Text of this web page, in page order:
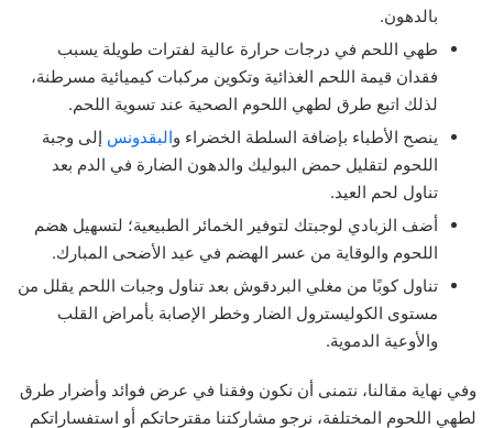
بالدهون.
طهي اللحم في درجات حرارة عالية لفترات طويلة يسبب
فقدان قيمة اللحم الغذائية وتكوين مركبات كيميائية مسرطنة،
لذلك اتبع طرق لطهي اللحوم الصحية عند تسوية اللحم.
ينصح الأطباء بإضافة السلطة الخضراء والبقدونس إلى وجبة
اللحوم لتقليل حمض البوليك والدهون الضارة في الدم بعد
تناول لحم العيد.
أضف الزبادي لوجبتك لتوفير الخمائر الطبيعية؛ لتسهيل هضم
اللحوم والوقاية من عسر الهضم في عيد الأضحى المبارك.
تناول كوبًا من مغلي البردقوش بعد تناول وجبات اللحم يقلل من
مستوى الكوليسترول الضار وخطر الإصابة بأمراض القلب
والأوعية الدموية.
وفي نهاية مقالنا، نتمنى أن نكون وفقنا في عرض فوائد وأضرار طرق
لطهي اللحوم المختلفة، نرجو مشاركتنا مقترحاتكم أو استفساراتكم